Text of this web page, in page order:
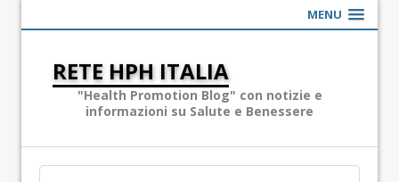
MENU
RETE HPH ITALIA
"Health Promotion Blog" con notizie e
informazioni su Salute e Benessere